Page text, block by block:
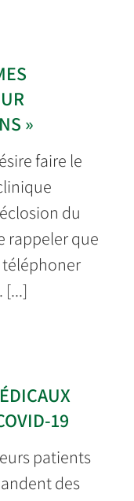
»
faire le
du
rappeler que
19
patients
des